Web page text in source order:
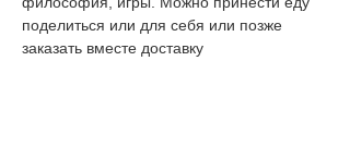
поделиться или для себя или позже
заказать вместе доставку